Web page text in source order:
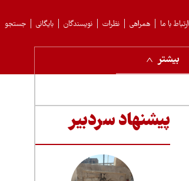
جستجو بایگانی نویسندگان نظرات همراهی ارتباط با ما
بیشتر
پیشنهاد سردبیر